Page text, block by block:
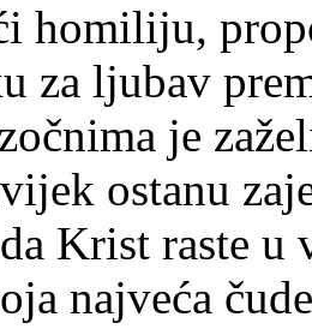
homiliju,
za ljubav
je
ostanu
Krist raste u
najveća